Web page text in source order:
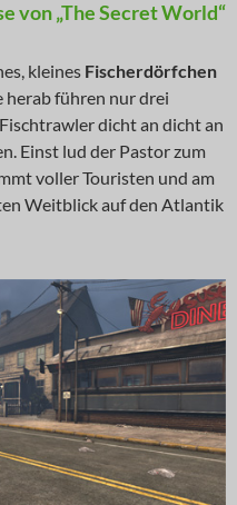
von „The Secret World“
kleines Fischerdörfchen
herab führen nur drei
dicht an dicht an
Einst lud der Pastor zum
voller Touristen und am
Weitblick auf den Atlantik